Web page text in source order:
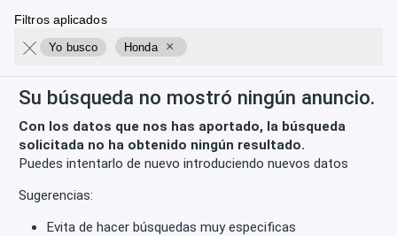
Filtros aplicados
Yo busco Honda ×
Su búsqueda no mostró ningún anuncio.
Con los datos que nos has aportado, la búsqueda
solicitada no ha obtenido ningún resultado.
Puedes intentarlo de nuevo introduciendo nuevos datos
Sugerencias:
Evita de hacer búsquedas muy especificas